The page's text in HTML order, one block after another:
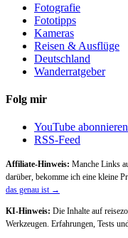
Fotografie
Fototipps
Kameras
Reisen & Ausflüge
Deutschland
Wanderratgeber
Folg mir
YouTube abonnieren
RSS-Feed
Affiliate-Hinweis: Manche Links
darüber, bekomme ich eine kleine
das genau ist →
KI-Hinweis: Die Inhalte auf
Werkzeugen. Erfahrungen, Tests